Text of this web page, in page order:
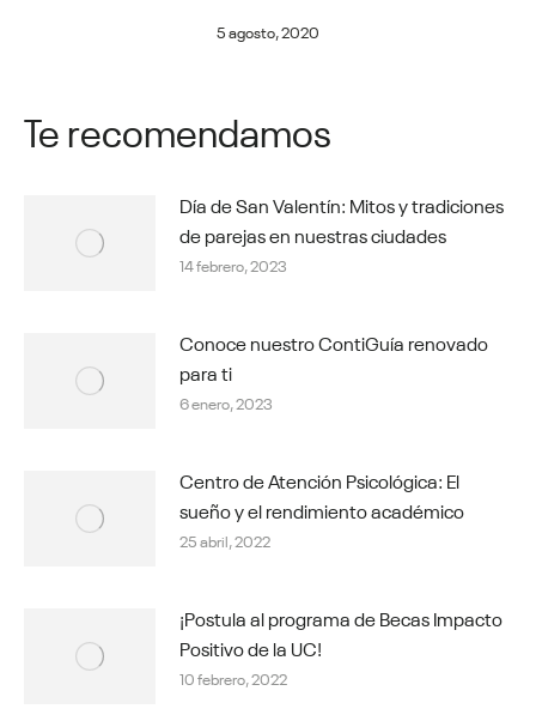
5 agosto, 2020
Te recomendamos
Día de San Valentín: Mitos y tradiciones
de parejas en nuestras ciudades
14 febrero, 2023
Conoce nuestro ContiGuía renovado
para ti
6 enero, 2023
Centro de Atención Psicológica: El
sueño y el rendimiento académico
25 abril, 2022
¡Postula al programa de Becas Impacto
Positivo de la UC!
10 febrero, 2022